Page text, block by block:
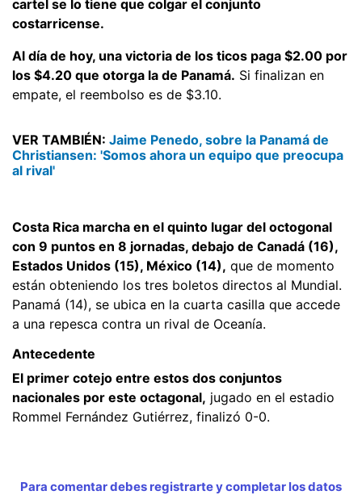
cartel se lo tiene que colgar el conjunto
costarricense.
Al día de hoy, una victoria de los ticos paga $2.00 por
los $4.20 que otorga la de Panamá. Si finalizan en
empate, el reembolso es de $3.10.
VER TAMBIÉN: Jaime Penedo, sobre la Panamá de
Christiansen: 'Somos ahora un equipo que preocupa
al rival'
Costa Rica marcha en el quinto lugar del octogonal
con 9 puntos en 8 jornadas, debajo de Canadá (16),
Estados Unidos (15), México (14), que de momento
están obteniendo los tres boletos directos al Mundial.
Panamá (14), se ubica en la cuarta casilla que accede
a una repesca contra un rival de Oceanía.
Antecedente
El primer cotejo entre estos dos conjuntos
nacionales por este octagonal, jugado en el estadio
Rommel Fernández Gutiérrez, finalizó 0-0.
Para comentar debes registrarte y completar los datos